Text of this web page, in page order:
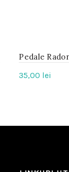
IN
STOC
Pedale
35,00 lei